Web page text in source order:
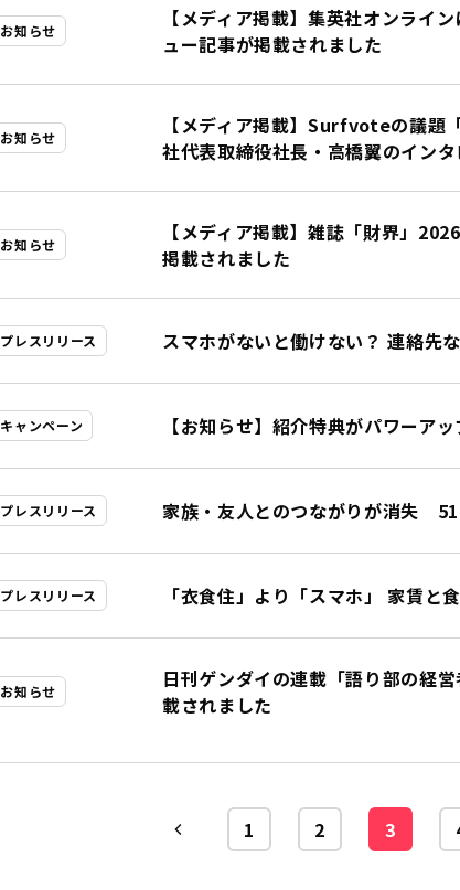
お知らせ
【メディア掲載】集英社オンライ
ュー記事が掲載されました
お知らせ
【メディア掲載】Surfvoteの議題
社代表取締役社長・高橋翼のイン
お知らせ
【メディア掲載】雑誌「財界」
掲載されました
プレスリリース スマホがないと働けない？ 連絡先
キャンペーン 【お知らせ】紹介特典がパワーア
プレスリリース 家族・友人とのつながりが消失
プレスリリース 「衣食住」より「スマホ」 家賃と
お知らせ
日刊ゲンダイの連載「語り部の経
載されました
1 2 3